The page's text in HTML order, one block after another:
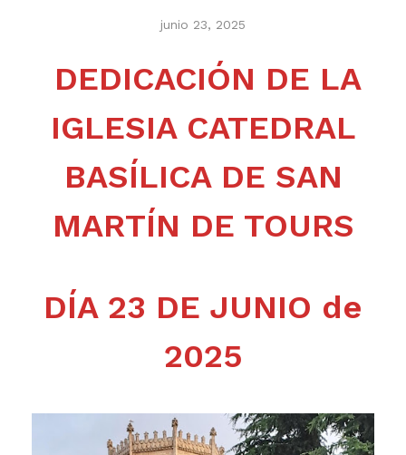
junio 23, 2025
DEDICACIÓN DE LA
IGLESIA CATEDRAL
BASÍLICA DE SAN
MARTÍN DE TOURS
DÍA 23 DE JUNIO de
2025